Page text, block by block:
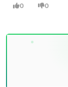
0 0